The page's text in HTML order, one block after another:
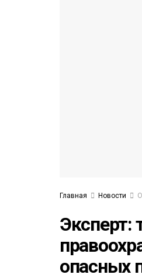
Главная Новости
Эксперт:
опасных